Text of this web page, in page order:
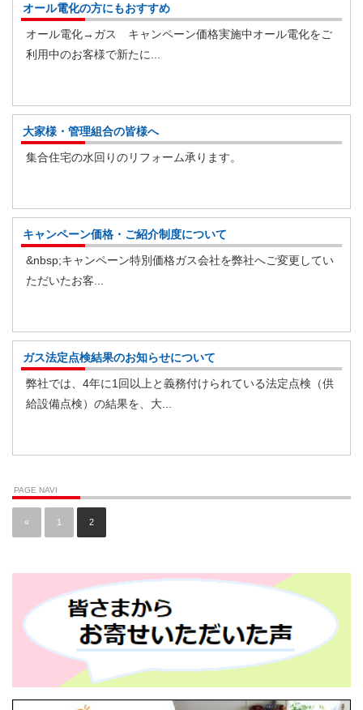
オール電化の方にもおすすめ
オール電化→ガス キャンペーン価格実施中オール電化をご
利用中のお客様で新たに...
大家様・管理組合の皆様へ
集合住宅の水回りのリフォーム承ります。
キャンペーン価格・ご紹介制度について
&nbsp;キャンペーン特別価格ガス会社を弊社へご変更してい
ただいたお客...
ガス法定点検結果のお知らせについて
弊社では、4年に1回以上と義務付けられている法定点検（供
給設備点検）の結果を、大...
PAGE NAVI
« 1 2